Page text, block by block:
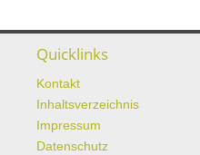
Quicklinks
Kontakt
Inhaltsverzeichnis
Impressum
Datenschutz